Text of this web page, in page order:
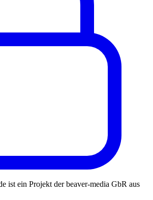
ist ein Projekt der beaver-media GbR aus